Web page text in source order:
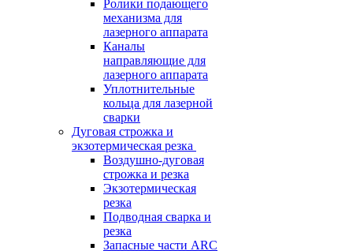
Ролики подающего
механизма для
лазерного аппарата
Каналы
направляющие для
лазерного аппарата
Уплотнительные
кольца для лазерной
сварки
Дуговая строжка и
экзотермическая резка
Воздушно-дуговая
строжка и резка
Экзотермическая
резка
Подводная сварка и
резка
Запасные части ARC